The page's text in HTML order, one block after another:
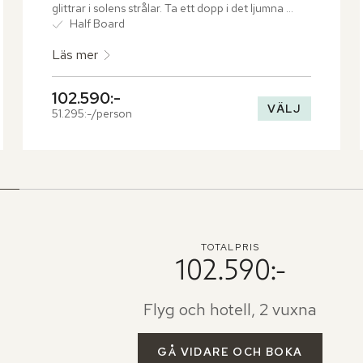
glittrar i solens strålar. Ta ett dopp i det ljumna
havet och låt kroppen vaggas av havets rytm i den
den uppfriskande utomhusregnduschen eller unna
över atollen och en oförglömlig solnedgång,
klättra upp till trädtoppsdäcket och se ut över
Half Board
Läs mer
102.590:-
51.295:-/person VÄLJ
TOTALPRIS
102.590:-
Flyg och hotell, 2 vuxna
GÅ VIDARE OCH BOKA